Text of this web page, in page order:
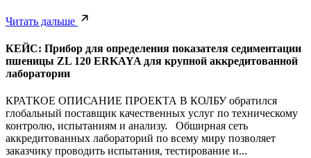
Читать дальше
КЕЙС: Прибор для определения показателя седиментации
пшеницы ZL 120 ERKAYA для крупной аккредитованной
лаборатории
КРАТКОЕ ОПИСАНИЕ ПРОЕКТА В КОЛБУ обратился
глобальный поставщик качественных услуг по техническому
контролю, испытаниям и анализу. Обширная сеть
аккредитованных лабораторий по всему миру позволяет
заказчику проводить испытания, тестирование и...